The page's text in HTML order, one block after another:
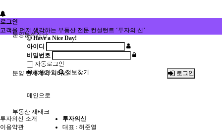
분양분석진단
분양 단체계약 서비스
부동산 재태크
로그인
고객을 먼저 생각하는 부동산 전문 컨설턴트 ‘투자의 신’
Have a Nice Day!
아이디
비밀번호
자동로그인
로그인
회원가입 정보찾기
메인으로
투자의신 소개
이용약관
투자의신
대표 : 허준열